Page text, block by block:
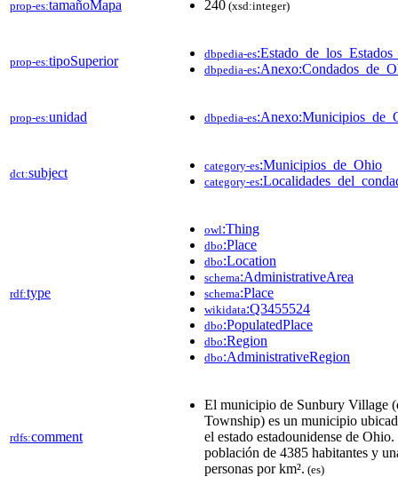
prop-es:tamañoMapa 240 (xsd:integer)
prop-es:tipoSuperior dbpedia-es
dbpedia-es
prop-es:unidad dbpedia-es
dct:subject category-es:Municipios_de_Ohio
category-es
rdf:type
owl:Thing
dbo:Place
dbo:Location
schema:AdministrativeArea
schema:Place
wikidata:Q3455524
dbo:PopulatedPlace
dbo:Region
dbo:AdministrativeRegion
rdfs:comment
El municipio de Sunbury Village
Township) es un municipio
el estado estadounidense de
población de 4385 habitantes y
personas por km².​ (es)